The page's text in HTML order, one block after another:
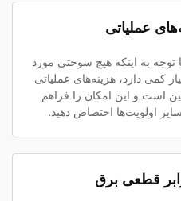
عملیاتی
توجه به اینکه هیچ سوختی مورد
کمی دارد، هزینه‌های عملیاتی
است و این امکان را فراهم
اولویت‌ها اختصاص دهید.
قطعی برق